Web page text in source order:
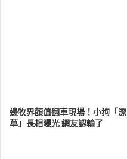
邊牧界顏值翻車現場！小狗「潦
草」長相曝光 網友認輸了